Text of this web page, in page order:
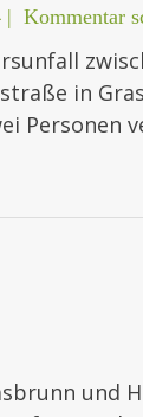
| Kommentar
in
Personen